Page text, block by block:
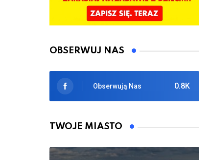
OBSERWUJ NAS
0.8K
Obserwują Nas
TWOJE MIASTO